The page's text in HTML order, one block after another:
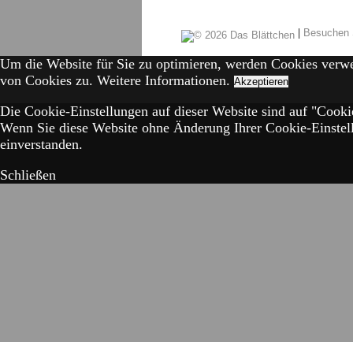
|
Um die Website für Sie zu optimieren, werden Cookies
von Cookies zu. Weitere Informationen. Akzeptieren
Die Cookie-Einstellungen auf dieser Website sind auf
Wenn Sie diese Website ohne Änderung Ihrer Cookie-
einverstanden.
Schließen